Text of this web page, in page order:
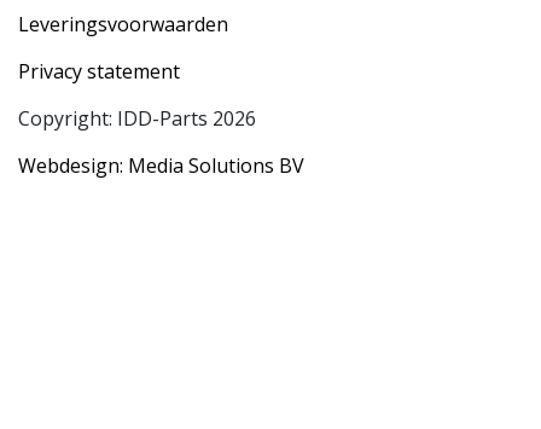
Leveringsvoorwaarden
Privacy statement
Copyright: IDD-Parts 2026
Webdesign: Media Solutions BV